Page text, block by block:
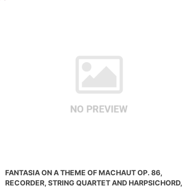
FANTASIA ON A THEME OF MACHAUT OP. 86,
RECORDER, STRING QUARTET AND HARPSICHORD,